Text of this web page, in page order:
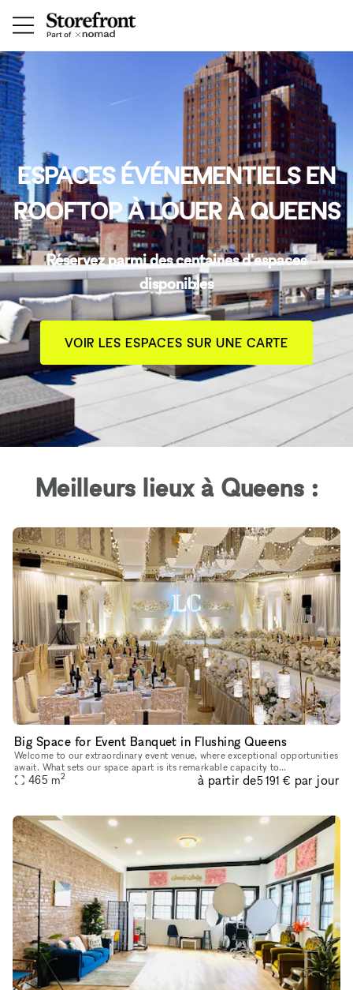
ESPACES ÉVÉNEMENTIELS EN
ROOFTOP À LOUER À QUEENS
Réservez parmi des centaines d'espaces
disponibles
VOIR LES ESPACES SUR UNE CARTE
Meilleurs lieux à Queens :
Big Space for Event Banquet in Flushing Queens
Welcome to our extraordinary event venue, where exceptional opportunities
await. What sets our space apart is its remarkable capacity to
accommodate over 70 tables, providing seating for more than 70
465 m2 à partir de5 191 € par jour